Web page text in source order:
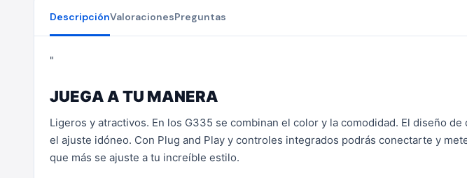
DescripciónValoracionesPreguntas
"
JUEGA A TU MANERA
Ligeros y atractivos. En los G335 se combinan el color y la comodidad. El diseño
el ajuste idóneo. Con Plug and Play y controles integrados podrás conectarte y
que más se ajuste a tu increíble estilo.